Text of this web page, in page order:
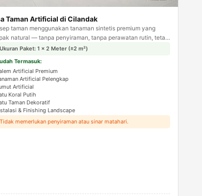
Taman Artificial di Cilandak
taman menggunakan tanaman sintetis premium yang
natural — tanpa penyiraman, tanpa perawatan rutin, tetap
sepanjang tahun. Solusi ideal untuk area indoor.
Paket: 1 × 2 Meter (±2 m²)
Termasuk:
Artificial Premium
Artificial Pelengkap
Artificial
Koral Putih
Taman Dekoratif
& Finishing Landscape
memerlukan penyiraman atau sinar matahari.